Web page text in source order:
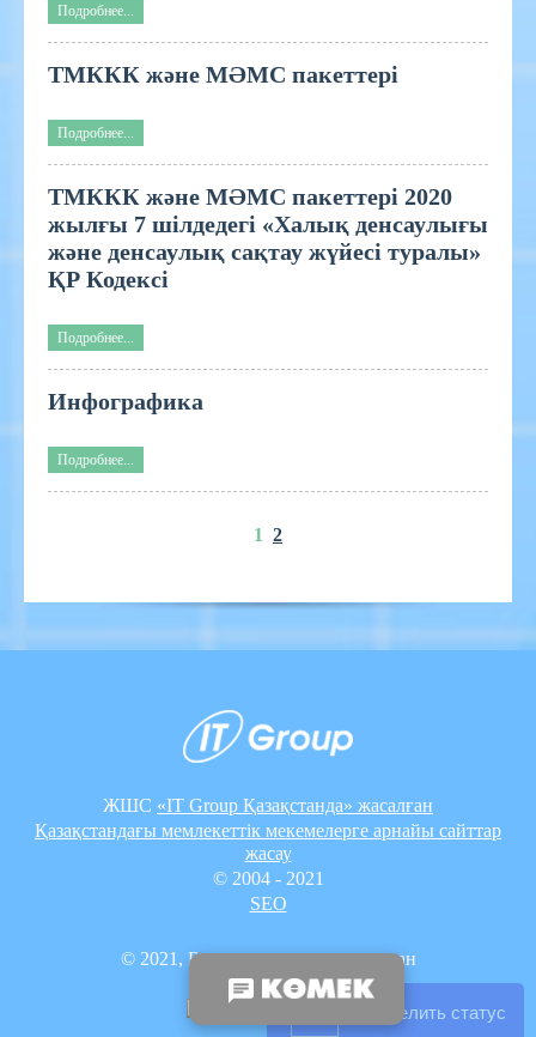
Подробнее...
ТМККК және МӘМС пакеттері
Подробнее...
ТМККК және МӘМС пакеттері 2020
жылғы 7 шілдедегі «Халық денсаулығы
және денсаулық сақтау жүйесі туралы»
ҚР Кодексі
Подробнее...
Инфографика
Подробнее...
1 2
ЖШС «IT Group Қазақстанда» жасалған
Қазақстандағы мемлекеттік мекемелерге арнайы сайттар
жасау
© 2004 - 2021
SEO
© 2021, Барлық құқықтар сақталған
Определить статус